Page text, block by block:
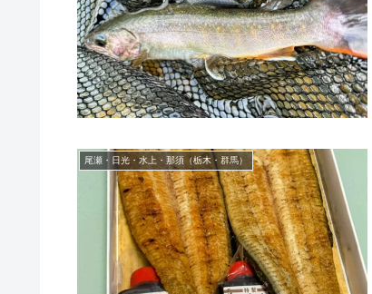
尾瀬・日光・水上・那須（栃木・群馬）